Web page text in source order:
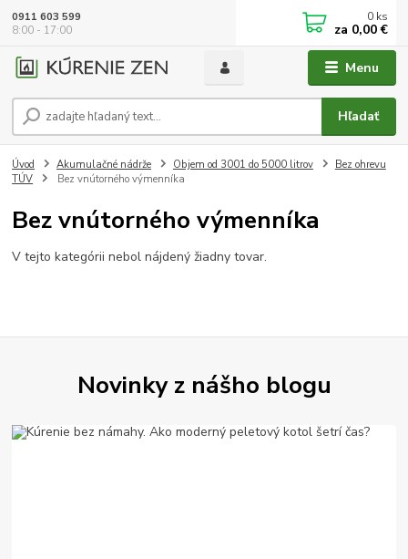
Menu
Hľadať
0911 603 599
8:00 - 17:00
0 ks
za 0,00 €
Úvod Akumulačné nádrže Objem od 3001 do 5000 litrov
Bez ohrevu
TÚV
Bez vnútorného výmenníka
Bez vnútorného výmenníka
V tejto kategórii nebol nájdený žiadny tovar.
Novinky z nášho blogu